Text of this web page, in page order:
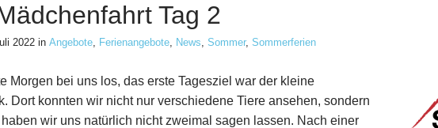
Tag 2
2022 in Angebote, Ferienangebote, News, Sommer, Sommerferien
Morgen bei uns los, das erste Tagesziel war der kleine
Dort konnten wir nicht nur verschiedene Tiere ansehen, sondern
wir uns natürlich nicht zweimal sagen lassen. Nach einer